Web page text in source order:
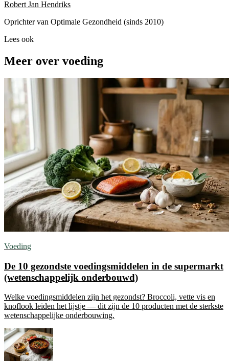
Robert Jan Hendriks
Oprichter van Optimale Gezondheid (sinds 2010)
Lees ook
Meer over voeding
Voeding
De 10 gezondste voedingsmiddelen in de supermarkt
(wetenschappelijk onderbouwd)
Welke voedingsmiddelen zijn het gezondst? Broccoli, vette vis en
knoflook leiden het lijstje — dit zijn de 10 producten met de sterkste
wetenschappelijke onderbouwing.